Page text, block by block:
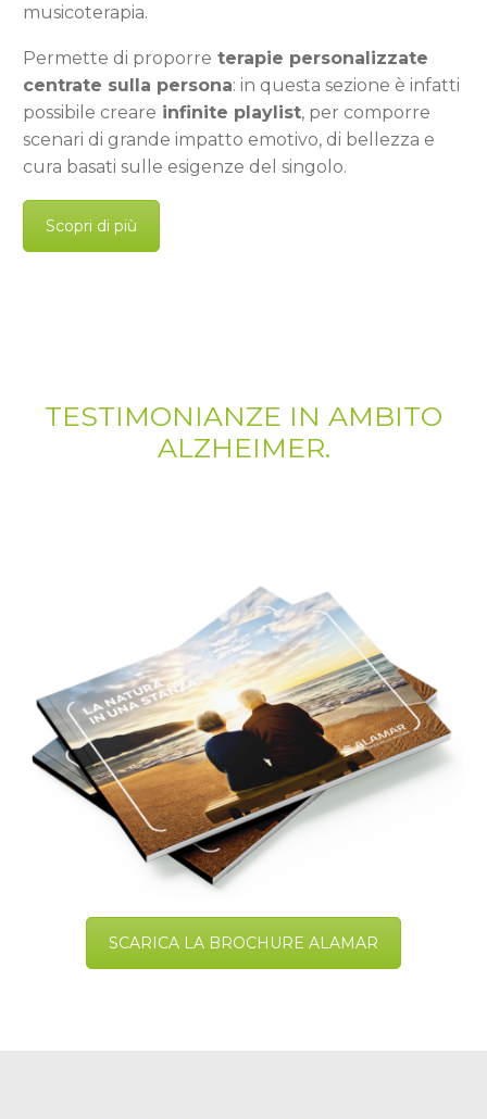
musicoterapia.
Permette di proporre terapie personalizzate
centrate sulla persona: in questa sezione è infatti
possibile creare infinite playlist, per comporre
scenari di grande impatto emotivo, di bellezza e
cura basati sulle esigenze del singolo.
Scopri di più
TESTIMONIANZE IN AMBITO
ALZHEIMER.
SCARICA LA BROCHURE ALAMAR